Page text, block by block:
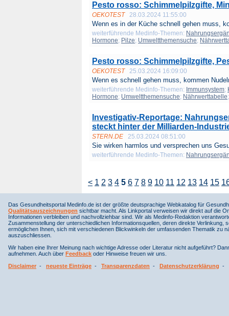
Pesto rosso: Schimmelpilzgifte,
OEKOTEST 28.03.2024 11:55:00
Wenn es in der Küche schnell gehen muss,
weiterführende Medinfo-Themen:
Hormone; Pilze; Umweltthemensuche;
Pesto rosso: Schimmelpilzgifte,
OEKOTEST 25.03.2024 16:09:00
Wenn es schnell gehen muss, kommen
weiterführende Medinfo-Themen: Immunsystem;
Hormone; Umweltthemensuche; Nährwerttabelle
Investigativ-Reportage:
steckt hinter der Milliarden-
STERN.DE 25.03.2024 08:51:00
Sie wirken harmlos und versprechen uns
weiterführende Medinfo-Themen:
< 1 2 3 4 5 6 7 8 9 10 11 12 13 14 15
Das Gesundheitsportal Medinfo.de ist der größte deutsprachige Webkatalog für
Qualitätsauszeichnungen sichtbar macht. Als Linkportal verweisen wir direkt auf die
Informationen verbleiben und nachvollziehbar sind. Wir als Medinfo-Redaktion
Zusammenstellung der unterschiedlichen Informationsquellen, deren direkte
ermöglichen Ihnen, sich mit verschiedenen Blickwinkeln der umfassenden Thematik
auszuschliessen.
Wir haben eine Ihrer Meinung nach wichtige Adresse oder Literatur nicht aufgeführt?
aufnehmen. Auch über Feedback oder Hinweise freuen wir uns.
Disclaimer - neueste Einträge - Transparenzdaten - Datenschutzerklärung -